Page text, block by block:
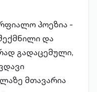
პოეზია -
და
გადაცემული,
მთავარია